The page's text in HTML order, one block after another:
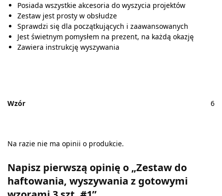
Posiada wszystkie akcesoria do wyszycia projektów
Zestaw jest prosty w obsłudze
Sprawdzi się dla początkujących i zaawansowanych
Jest świetnym pomysłem na prezent, na każdą okazję
Zawiera instrukcję wyszywania
Wzór 6
Na razie nie ma opinii o produkcie.
Napisz pierwszą opinię o „Zestaw do
haftowania, wyszywania z gotowymi